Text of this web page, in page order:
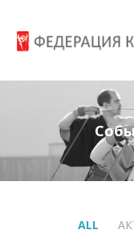
ALL